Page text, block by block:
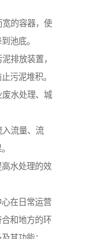
的容器，使
池底。
排放装置，
污泥堆积。
水处理、城
流量、流
水处理的效
在日常运营
和地方的环